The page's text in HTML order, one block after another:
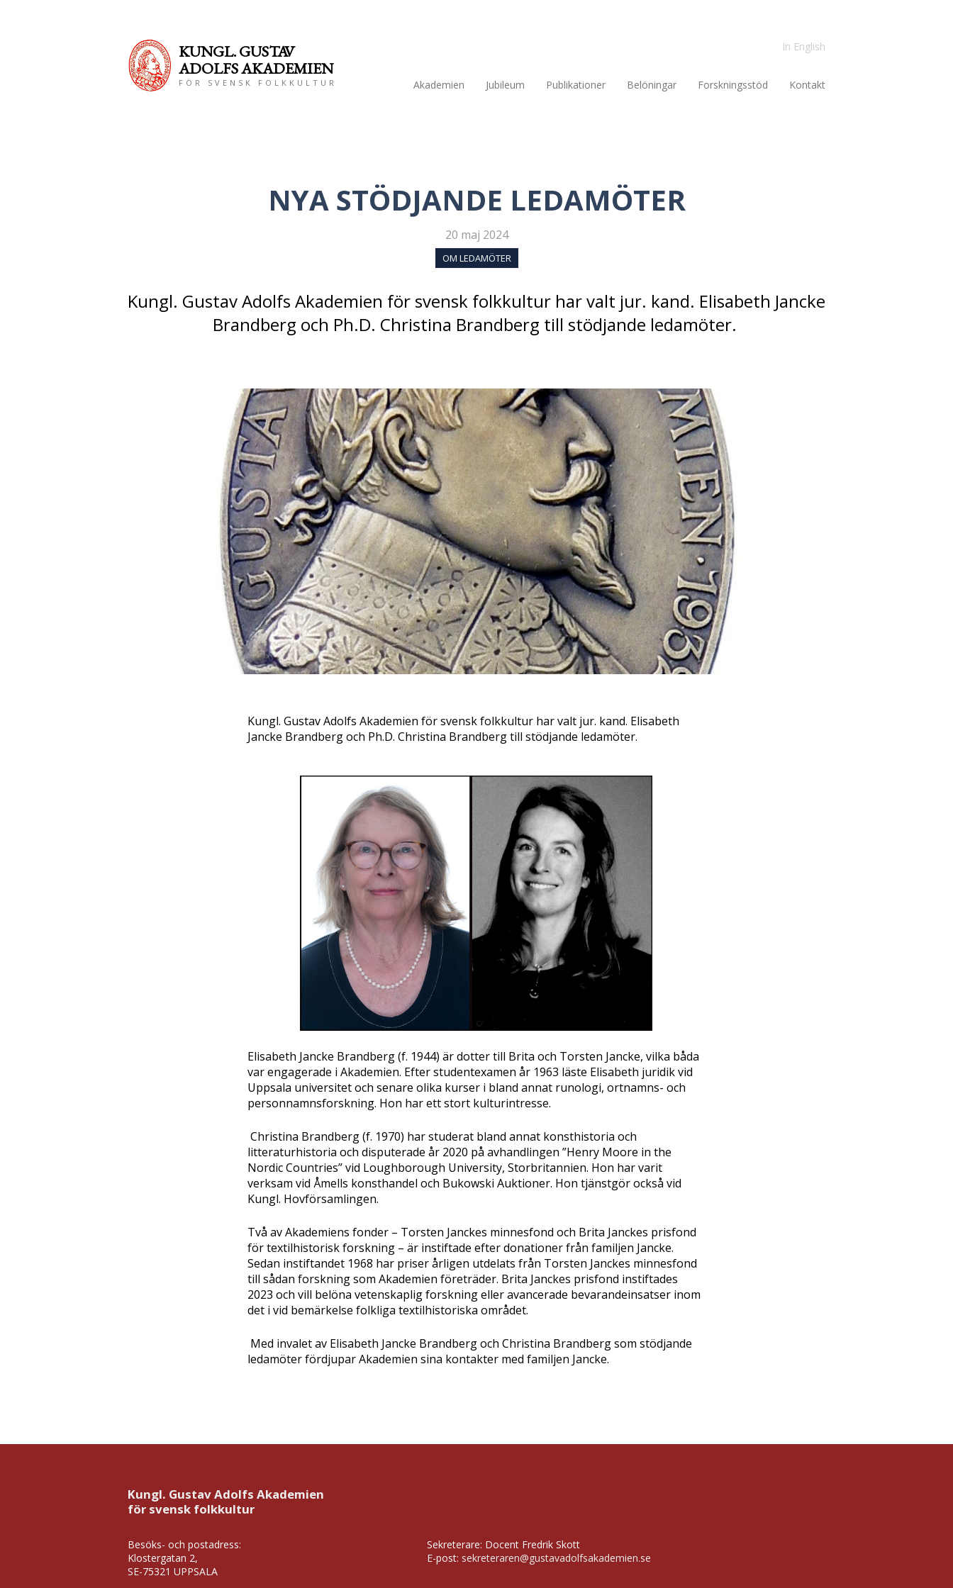
KUNGL. GUSTAV
ADOLFS AKADEMIEN
FÖR SVENSK FOLKKULTUR
In English
Akademien Jubileum Publikationer Belöningar Forskningsstöd Kontakt
NYA STÖDJANDE LEDAMÖTER
20 maj 2024
OM LEDAMÖTER
Kungl. Gustav Adolfs Akademien för svensk folkkultur har valt jur. kand. Elisabeth Jancke
Brandberg och Ph.D. Christina Brandberg till stödjande ledamöter.
Kungl. Gustav Adolfs Akademien för svensk folkkultur har valt jur. kand. Elisabeth
Jancke Brandberg och Ph.D. Christina Brandberg till stödjande ledamöter.
Elisabeth Jancke Brandberg (f. 1944) är dotter till Brita och Torsten Jancke, vilka båda
var engagerade i Akademien. Efter studentexamen år 1963 läste Elisabeth juridik vid
Uppsala universitet och senare olika kurser i bland annat runologi, ortnamns- och
personnamnsforskning. Hon har ett stort kulturintresse.
Christina Brandberg (f. 1970) har studerat bland annat konsthistoria och
litteraturhistoria och disputerade år 2020 på avhandlingen ”Henry Moore in the
Nordic Countries” vid Loughborough University, Storbritannien. Hon har varit
verksam vid Åmells konsthandel och Bukowski Auktioner. Hon tjänstgör också vid
Kungl. Hovförsamlingen.
Två av Akademiens fonder – Torsten Janckes minnesfond och Brita Janckes prisfond
för textilhistorisk forskning – är instiftade efter donationer från familjen Jancke.
Sedan instiftandet 1968 har priser årligen utdelats från Torsten Janckes minnesfond
till sådan forskning som Akademien företräder. Brita Janckes prisfond instiftades
2023 och vill belöna vetenskaplig forskning eller avancerade bevarandeinsatser inom
det i vid bemärkelse folkliga textilhistoriska området.
Med invalet av Elisabeth Jancke Brandberg och Christina Brandberg som stödjande
ledamöter fördjupar Akademien sina kontakter med familjen Jancke.
Kungl. Gustav Adolfs Akademien
för svensk folkkultur
Besöks- och postadress:
Klostergatan 2,
SE-75321 UPPSALA
Sekreterare: Docent Fredrik Skott
E-post: sekreteraren@gustavadolfsakademien.se